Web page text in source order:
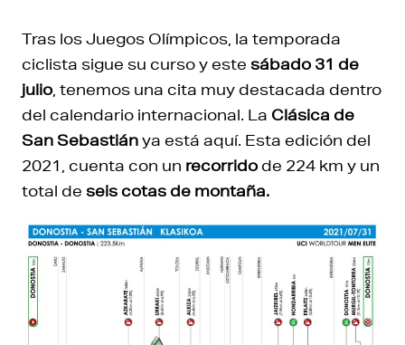
Tras los Juegos Olímpicos, la temporada
ciclista sigue su curso y este sábado 31 de
julio , tenemos una cita muy destacada dentro
del calendario internacional. La Clásica de
San Sebastiánya está aquí. Esta edición del
2021, cuenta con un recorridode 224 km y un
total de seis cotas de montaña.